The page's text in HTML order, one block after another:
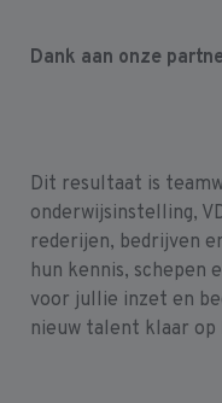
Dank aan onze
Dit resultaat is
onderwijsinstelling,
rederijen, bedrijven
hun kennis, schepen
voor jullie inzet en
nieuw talent klaar